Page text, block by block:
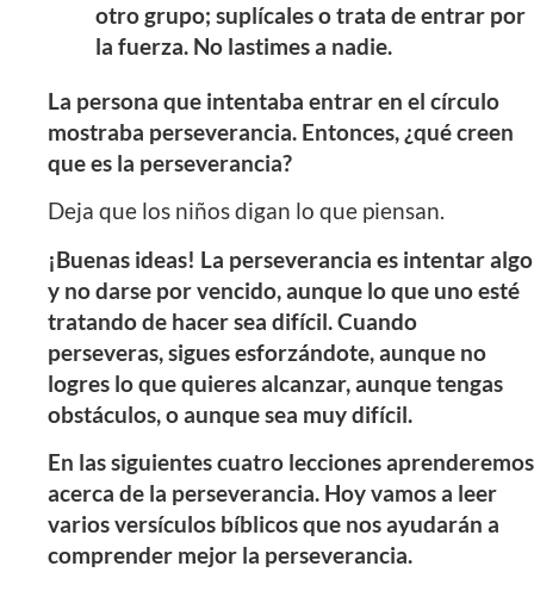
otro grupo; suplícales o trata de entrar por
la fuerza. No lastimes a nadie.
La persona que intentaba entrar en el círculo
mostraba perseverancia. Entonces, ¿qué creen
que es la perseverancia?
Deja que los niños digan lo que piensan.
¡Buenas ideas! La perseverancia es intentar algo
y no darse por vencido, aunque lo que uno esté
tratando de hacer sea difícil. Cuando
perseveras, sigues esforzándote, aunque no
logres lo que quieres alcanzar, aunque tengas
obstáculos, o aunque sea muy difícil.
En las siguientes cuatro lecciones aprenderemos
acerca de la perseverancia. Hoy vamos a leer
varios versículos bíblicos que nos ayudarán a
comprender mejor la perseverancia.